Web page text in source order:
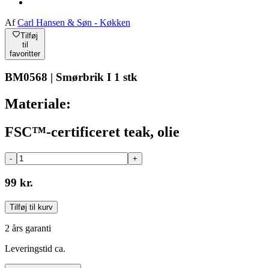
AfCarl Hansen & Søn - Køkken
Tilføj
til
favoritter
BM0568 | Smørbrik I 1 stk
Materiale:
FSC™-certificeret teak, olie
- +
99 kr.
Tilføj til kurv
2 års garanti
Leveringstid ca.